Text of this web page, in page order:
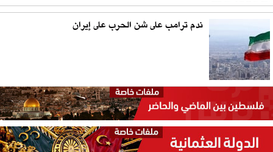
ندم ترامب على شن الحرب على إيران